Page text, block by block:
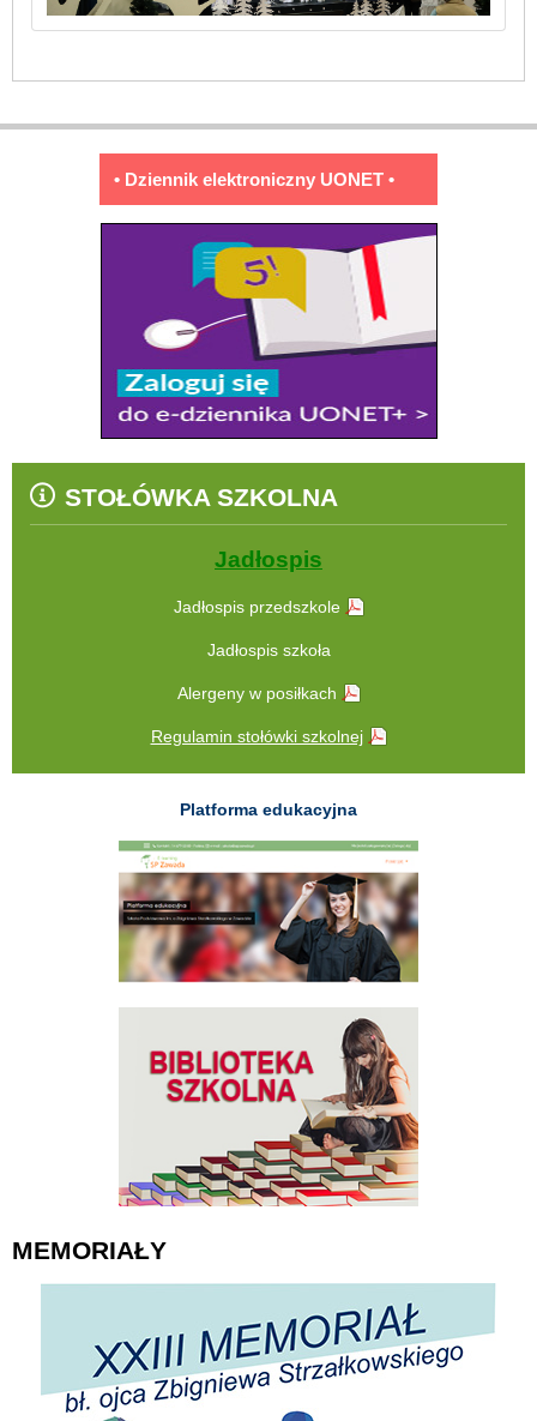
• Dziennik elektroniczny UONET •
STOŁÓWKA SZKOLNA
Jadłospis
Jadłospis przedszkole
Jadłospis szkoła
Alergeny w posiłkach
Regulamin stołówki szkolnej
Platforma edukacyjna
MEMORIAŁY